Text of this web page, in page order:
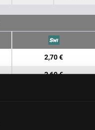
2,70 €
2,60 €